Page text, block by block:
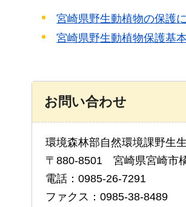
宮崎県野生動植物の保護
宮崎県野生動植物保護基
お問い合わせ
環境森林部自然環境課野生
〒880-8501 宮崎県宮崎市
電話：0985-26-7291
ファクス：0985-38-8489